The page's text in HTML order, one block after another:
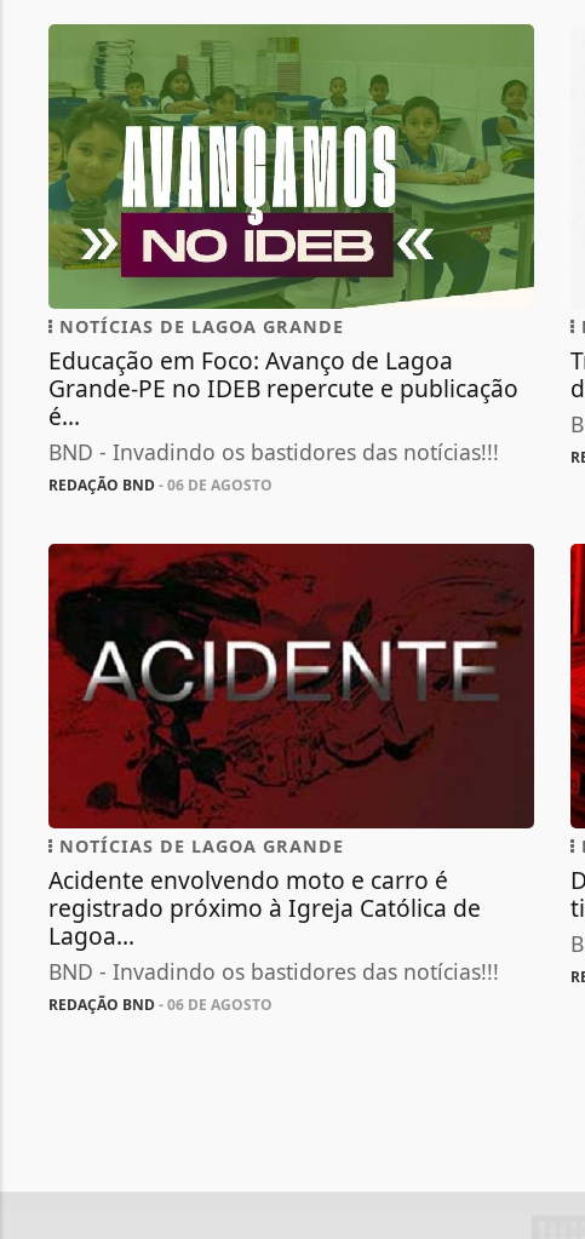
NOTÍCIAS DE LAGOA GRANDE
Educação em Foco: Avanço de Lagoa
Grande-PE no IDEB repercute e publicação
é...
BND - Invadindo os bastidores das notícias!!!
REDAÇÃO BND- 06 DE AGOSTO
NOTÍCIAS DE LAGOA GRANDE
Acidente envolvendo moto e carro é
registrado próximo à Igreja Católica de
Lagoa...
BND - Invadindo os bastidores das notícias!!!
REDAÇÃO BND- 06 DE AGOSTO